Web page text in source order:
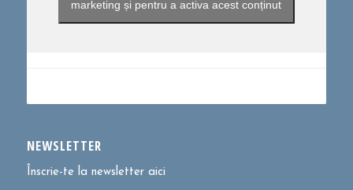
marketing și pentru a activa acest conținut
NEWSLETTER
Înscrie-te la newsletter aici